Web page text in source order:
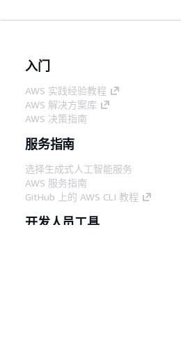
入门
AWS 实践经验教程
AWS 解决方案库
AWS 决策指南
服务指南
选择生成式人工智能服务
AWS 服务指南
GitHub 上的 AWS CLI 教程
开发人员工具